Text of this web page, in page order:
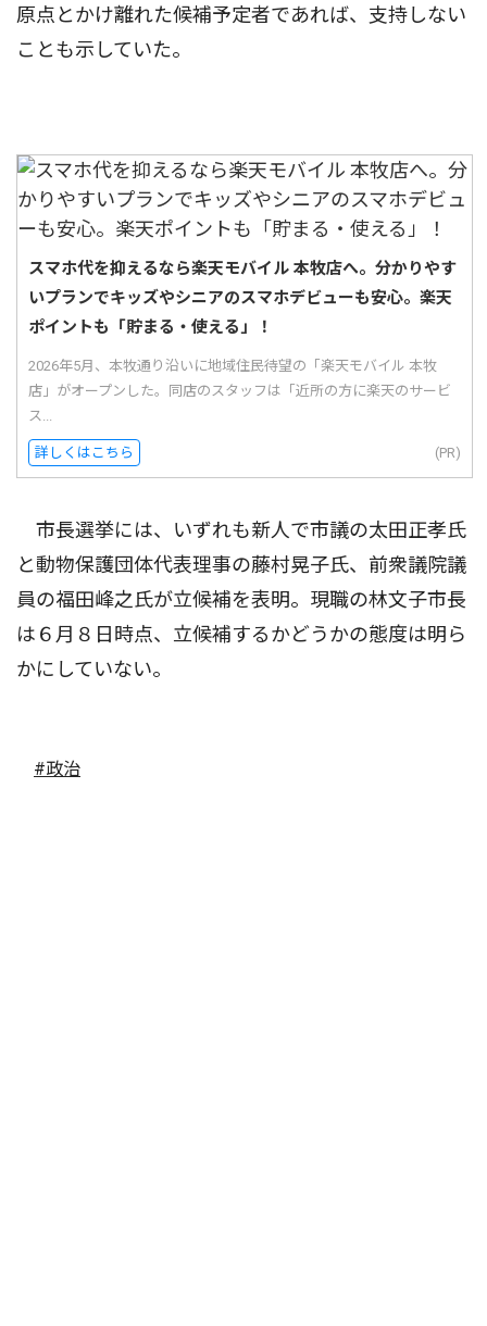
原点とかけ離れた候補予定者であれば、支持しない
ことも示していた。
スマホ代を抑えるなら楽天モバイル 本牧店へ。分かりやす
いプランでキッズやシニアのスマホデビューも安心。楽天
ポイントも「貯まる・使える」！
2026年5月、本牧通り沿いに地域住民待望の「楽天モバイル 本牧
店」がオープンした。同店のスタッフは「近所の方に楽天のサービ
ス...
詳しくはこちら (PR)
市長選挙には、いずれも新人で市議の太田正孝氏
と動物保護団体代表理事の藤村晃子氏、前衆議院議
員の福田峰之氏が立候補を表明。現職の林文子市長
は６月８日時点、立候補するかどうかの態度は明ら
かにしていない。
#政治